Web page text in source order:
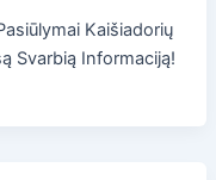
Kaišiadorių
Svarbią Informaciją!